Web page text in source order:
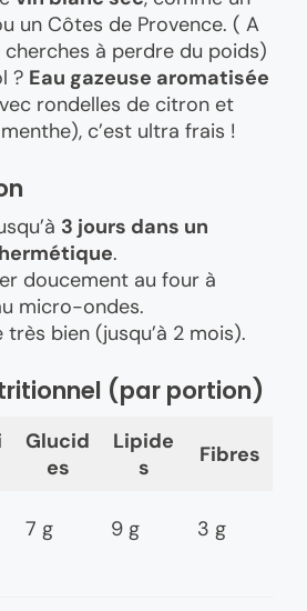
un Côtes de Provence. ( A
à perdre du poids)
? Eau gazeuse aromatisée
rondelles de citron et
c’est ultra frais !
3 jours dans un
.
doucement au four à
micro-ondes.
très bien (jusqu’à 2 mois).
(par portion)
Glucid
es
Lipide
s
Fibres
7 g 9 g 3 g